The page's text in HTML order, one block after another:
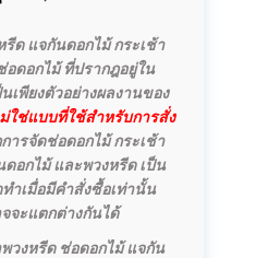
รีด แจกันดอกไม้ กระเช้า
อดอกไม้ ที่ปรากฎอยู่ใน
เพียงตัวอย่างผลงานของ
ม่ใช่แบบที่ใช้สำหรับการสั่ง
ารจัดช่อดอกไม้ กระเช้า
ดอกไม้ และพวงหรีด เป็น
ำเมื่อมีคำสั่งซื้อเท่านั้น
จะแตกต่างกันได้
พวงหรีด ช่อดอกไม้ แจกัน